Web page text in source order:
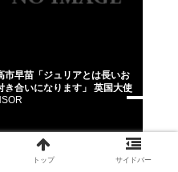
市早苗「ジュリアとは長いお
き合いになります」 英国大使
惜別のメッセージ
トップ サイドバー